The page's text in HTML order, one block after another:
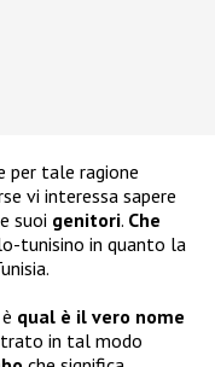
per tale ragione
vi interessa sapere
suoi genitori. Che
tunisino in quanto la
qual è il vero nome
in tal modo